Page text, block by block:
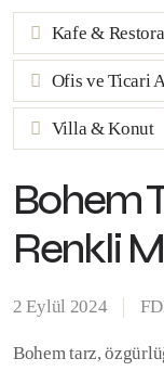
Kafe &
Ofis ve Ticari
Villa & Konut
Bohem
Renkli
2 Eylül 2024
Bohem tarz,